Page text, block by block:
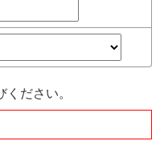
ださい。